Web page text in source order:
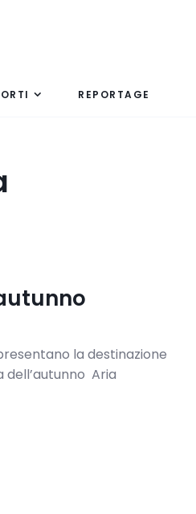
REPORTAGE
la destinazione
Aria